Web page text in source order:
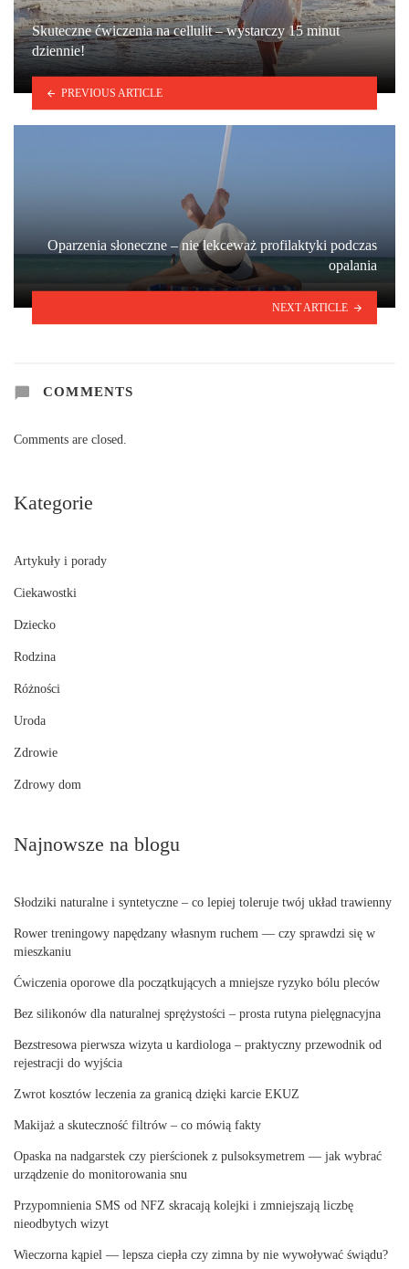
Skuteczne ćwiczenia na cellulit – wystarczy 15 minut
dziennie!
PREVIOUS ARTICLE
Oparzenia słoneczne – nie lekceważ profilaktyki podczas
opalania
NEXT ARTICLE
COMMENTS
Comments are closed.
Kategorie
Artykuły i porady
Ciekawostki
Dziecko
Rodzina
Różności
Uroda
Zdrowie
Zdrowy dom
Najnowsze na blogu
Słodziki naturalne i syntetyczne – co lepiej toleruje twój układ trawienny
Rower treningowy napędzany własnym ruchem — czy sprawdzi się w
mieszkaniu
Ćwiczenia oporowe dla początkujących a mniejsze ryzyko bólu pleców
Bez silikonów dla naturalnej sprężystości – prosta rutyna pielęgnacyjna
Bezstresowa pierwsza wizyta u kardiologa – praktyczny przewodnik od
rejestracji do wyjścia
Zwrot kosztów leczenia za granicą dzięki karcie EKUZ
Makijaż a skuteczność filtrów – co mówią fakty
Opaska na nadgarstek czy pierścionek z pulsoksymetrem — jak wybrać
urządzenie do monitorowania snu
Przypomnienia SMS od NFZ skracają kolejki i zmniejszają liczbę
nieodbytych wizyt
Wieczorna kąpiel — lepsza ciepła czy zimna by nie wywoływać świądu?